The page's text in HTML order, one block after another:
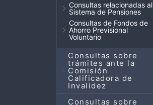
Consultas relacionadas al
Sistema de Pensiones
Consultas de Fondos de
Ahorro Previsional
Voluntario
Consultas sobre
trámites ante la
Comisión
Calificadora de
Invalidez
Consultas sobre